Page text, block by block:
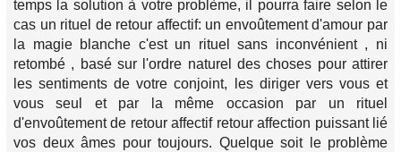
temps la solution à votre problème, il pourra faire selon le
cas un rituel de retour affectif: un envoûtement d'amour par
la magie blanche c'est un rituel sans inconvénient , ni
retombé , basé sur l'ordre naturel des choses pour attirer
les sentiments de votre conjoint, les diriger vers vous et
vous seul et par la même occasion par un rituel
d'envoûtement de retour affectif retour affection puissant lié
vos deux âmes pour toujours. Quelque soit le problème